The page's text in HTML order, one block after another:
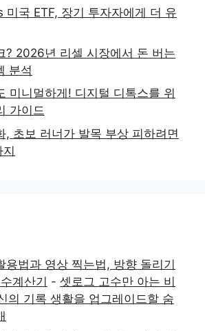
미국 ETF, 장기 투자자에게 더 유
? 2026년 리셀 시장에서 돈 버는
분석
미니멀하게! 디지털 디톡스를 위
가이드
, 초보 러너가 발목 부상 피하려면
지
용법과 영상 찍는법, 방향 돌리기
계산기 - 셋로그 고수만 아는 비
의 기록 생활을 업그레이드할 숨